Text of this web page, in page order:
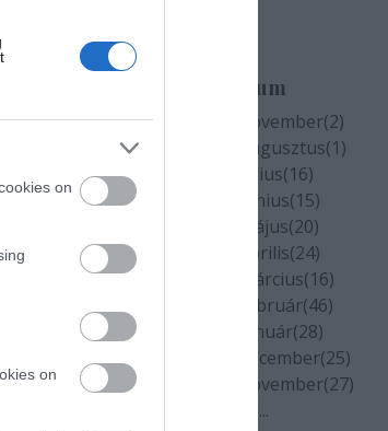
on
on
a rossz
Archívum
2020 november(2)
2020 augusztus(1)
2020 július(16)
2020 június(15)
2020 május(20)
2020 április(24)
2020 március(16)
2020 február(46)
2020 január(28)
2019 december(25)
2019 november(27)
...